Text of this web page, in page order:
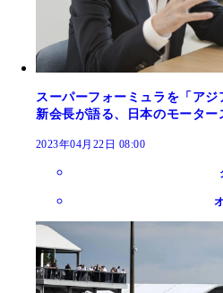
スーパーフォーミュラを「ア
新会長が語る、日本のモーター
2023年04月22日 08:00